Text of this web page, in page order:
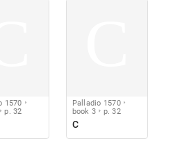
1570
p. 32
Palladio 1570
book 3
p. 32
C